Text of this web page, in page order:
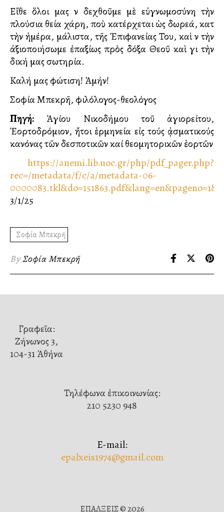
Εἴθε ὅλοι μας νὰ δεχθοῦμε μὲ εὐγνωμοσύνη τὴν
πλούσια θεία χάρη, ποὺ κατέρχεται ὡς δωρεά, κατὰ
τὴν ἡμέρα, μάλιστα, τῆς Ἐπιφανείας Του, καὶ νὰ τὴν
ἀξιοποιήσωμε ἐπαξίως πρὸς δόξα Θεοῦ καὶ γιὰ τὴν
δική μας σωτηρία.
Καλή μας φώτιση! Ἀμήν!
Σοφία Μπεκρῆ, φιλόλογος-θεολόγος
Πηγή: Ἁγίου Νικοδήμου τοῦ ἁγιορείτου,
Ἑορτοδρόμιον, ἤτοι ἑρμηνεία εἰς τούς ᾀσματικούς
κανόνας τῶν δεσποτικῶν καί θεομητορικῶν ἑορτῶν
https://anemi.lib.uoc.gr/php/pdf_pager.php?
rec=/metadata/f/c/a/metadata-06-
3/1/25
Σοφία Μπεκρῆ
ByΣοφία Μπεκρῆ
Γραφεῖα:
Ζήνωνος 3,
104-31 Ἀθήνα
Τηλέφωνα ἐπικοινωνίας:
210 5230 948
E-mail:
epalxeis1974@gmail.com
ΕΠΑΛΞΕΙΣ © 2026